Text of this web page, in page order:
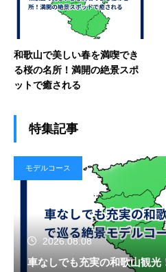
和歌山で美しい春を満喫でき
る桜の名所！満開の絶景スポ
ットで癒される
特集記事
モデルコース
2026.08.08
車なしでも充実の和歌山観光